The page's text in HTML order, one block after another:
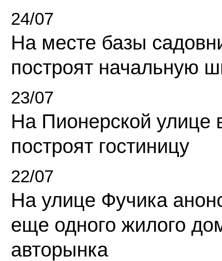
24/07
На месте базы
построят начальную
23/07
На Пионерской улице
построят гостиницу
22/07
На улице Фучика
еще одного жилого
авторынка